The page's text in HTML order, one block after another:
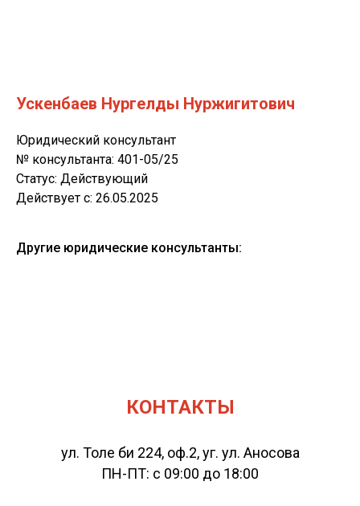
Ускенбаев Нургелды Нуржигитович
Юридический консультант
№ консультанта: 401-05/25
Статус: Действующий
Действует c: 26.05.2025
Другие юридические консультанты:
КОНТАКТЫ
ул. Толе би 224, оф.2, уг. ул. Аносова
ПН-ПТ: с 09:00 до 18:00